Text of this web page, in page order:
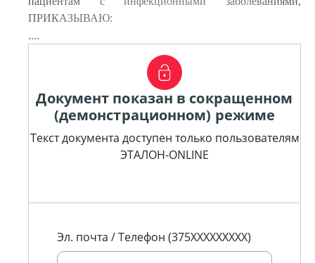
ПРИКАЗЫВАЮ:
....
Документ показан в сокращенном
(демонстрационном) режиме
Текст документа доступен только пользователям
ЭТАЛОН-ONLINE
Эл. почта / Телефон (375XXXXXXXXX)